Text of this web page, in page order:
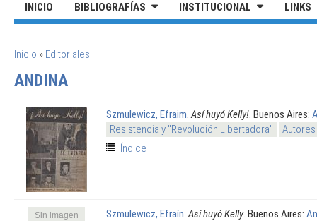
INICIO BIBLIOGRAFÍAS INSTITUCIONAL LINKS
SE ENCUENTRA USTED AQUÍ
Inicio » Editoriales
ANDINA
Szmulewicz, Efraim Así huyó Kelly! . Buenos Aires:
Resistencia y "Revolución Libertadora"
Índice
Sin imagen
Szmulewicz, Efraín Así huyó Kelly. Buenos Aires: